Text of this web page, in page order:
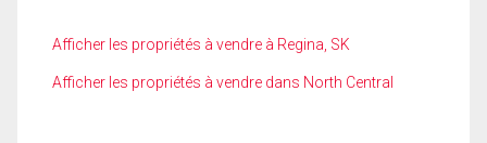
Afficher les propriétés à vendre à Regina, SK
Afficher les propriétés à vendre dans North Central